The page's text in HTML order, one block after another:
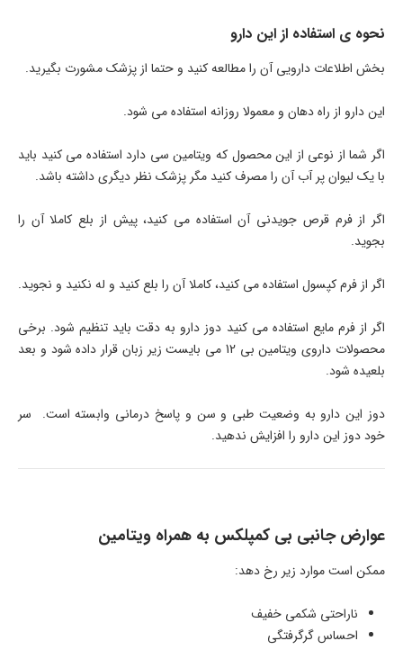
نحوه ی استفاده از این دارو
بخش اطلاعات دارویی آن را مطالعه کنید و حتما از پزشک مشورت بگیرید.
این دارو از راه دهان و معمولا روزانه استفاده می شود.
اگر شما از نوعی از این محصول که ویتامین سی دارد استفاده می کنید باید
با یک لیوان پر آب آن را مصرف کنید مگر پزشک نظر دیگری داشته باشد.
اگر از فرم قرص جویدنی آن استفاده می کنید، پیش از بلع کاملا آن را
بجوید.
اگر از فرم کپسول استفاده می کنید، کاملا آن را بلع کنید و له نکنید و نجوید.
اگر از فرم مایع استفاده می کنید دوز دارو به دقت باید تنظیم شود. برخی
محصولات داروی ویتامین بی 12 می بایست زیر زبان قرار داده شود و بعد
بلعیده شود.
دوز این دارو به وضعیت طبی و سن و پاسخ درمانی وابسته است. سر
خود دوز این دارو را افزایش ندهید.
عوارض جانبی بی کمپلکس به همراه ویتامین
ممکن است موارد زیر رخ دهد:
ناراحتی شکمی خفیف
احساس گرگرفتگی